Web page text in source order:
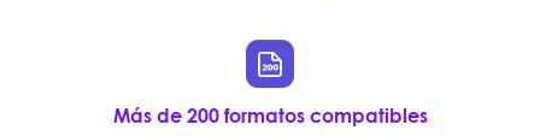
Más de 200 formatos compatibles